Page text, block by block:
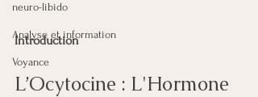
neuro-libido
Analyse et information
Voyance
Introduction
L’Ocytocine : L'Hormone